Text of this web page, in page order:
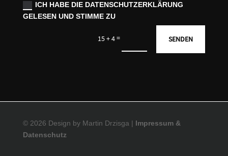
ICH HABE DIE DATENSCHUTZERKLÄRUNG
GELESEN UND STIMME ZU
15 + 4= SENDEN
© 2026 Design by Martin Drzisga | Impressum &
Datenschutz